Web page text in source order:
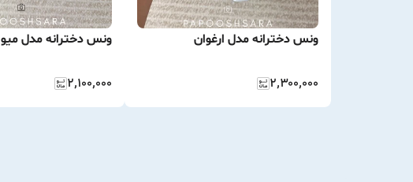
ونس دخترانه مدل ارغوان
۲٬۳۰۰٬۰۰۰
ونس دخترانه مدل میو
۲٬۱۰۰٬۰۰۰